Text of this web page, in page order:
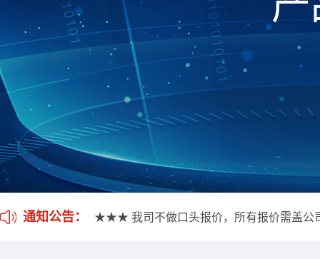
通知公告：
★★★ 我司不做口头报价，所有报价需盖公
★★★ 应客户要求，我司开通雷达液位计维
★★★ 我司不做口头报价，所有报价需盖公